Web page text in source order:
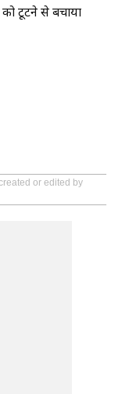
टूटने से बचाया
or edited by